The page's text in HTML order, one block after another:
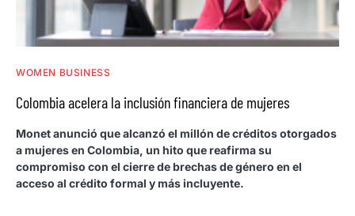
WOMEN BUSINESS
Colombia acelera la inclusión financiera de mujeres
Monet anunció que alcanzó el millón de créditos otorgados
a mujeres en Colombia, un hito que reafirma su
compromiso con el cierre de brechas de género en el
acceso al crédito formal y más incluyente.